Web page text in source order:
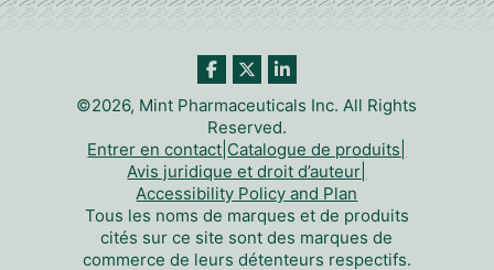
©2026, Mint Pharmaceuticals Inc. All Rights
Reserved.
Entrer en contact Catalogue de produits
Avis juridique et droit d’auteur
Accessibility Policy and Plan
Tous les noms de marques et de produits
cités sur ce site sont des marques de
commerce de leurs détenteurs respectifs.